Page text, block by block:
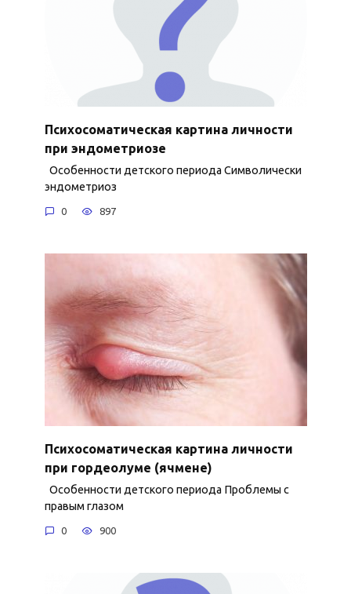
Психосоматическая картина личности
при эндометриозе
Особенности детского периода Символически
эндометриоз
0 897
Психосоматическая картина личности
при гордеолуме (ячмене)
Особенности детского периода Проблемы с
правым глазом
0 900